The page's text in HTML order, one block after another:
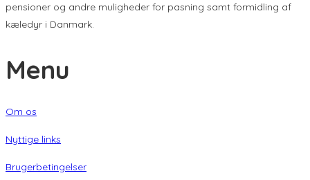
pensioner og andre muligheder for pasning samt formidling af
kæledyr i Danmark.
Menu
Om os
Nyttige links
Brugerbetingelser